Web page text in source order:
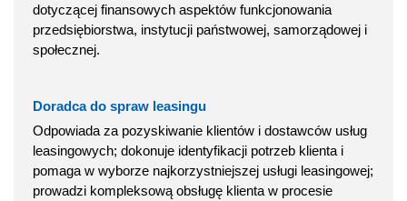
dotyczącej finansowych aspektów funkcjonowania
przedsiębiorstwa, instytucji państwowej, samorządowej i
społecznej.
Doradca do spraw leasingu
Odpowiada za pozyskiwanie klientów i dostawców usług
leasingowych; dokonuje identyfikacji potrzeb klienta i
pomaga w wyborze najkorzystniejszej usługi leasingowej;
prowadzi kompleksową obsługę klienta w procesie